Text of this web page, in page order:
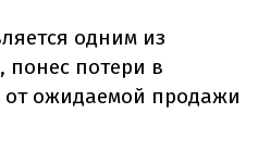
одним из
понес потери в
от ожидаемой продажи